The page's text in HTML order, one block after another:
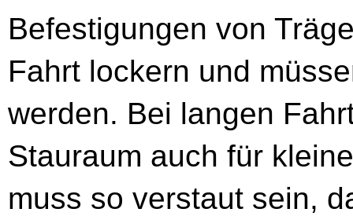
Befestigungen von
Fahrt lockern und
werden. Bei langen
Stauraum auch für
muss so verstaut sein,